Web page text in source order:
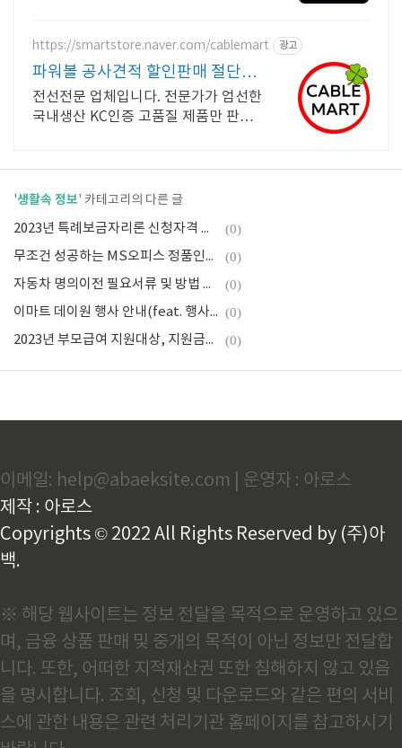
https://smartstore.naver.com/cablemart 광고
파워볼 공사견적 할인판매 절단판
매 오늘출발
전선전문 업체입니다. 전문가가 엄선한
국내생산 KC인증 고품질 제품만 판매
'생활속 정보' 카테고리의 다른 글
2023년 특례보금자리론 신청자격 및 신청방법 총정리 (0)
무조건 성공하는 MS오피스 정품인증 방법(3분컷, 인증 100% 성공) (0)
자동차 명의이전 필요서류 및 방법 총정리(Feat. 이전등록신청서, 양도증명서 양식 받아가세요) (0)
이마트 데이원 행사 안내(feat. 행사전단지 PDF 파일 받아가세요) (0)
2023년 부모급여 지원대상, 지원금액, 신청방법 총정리 (0)
이메일: help@abaeksite.com | 운영자 : 아로스
제작 : 아로스
Copyrights © 2022 All Rights Reserved by (주)아
백.
※ 해당 웹사이트는 정보 전달을 목적으로 운영하고 있으
며, 금융 상품 판매 및 중개의 목적이 아닌 정보만 전달합
니다. 또한, 어떠한 지적재산권 또한 침해하지 않고 있음
을 명시합니다. 조회, 신청 및 다운로드와 같은 편의 서비
스에 관한 내용은 관련 처리기관 홈페이지를 참고하시기